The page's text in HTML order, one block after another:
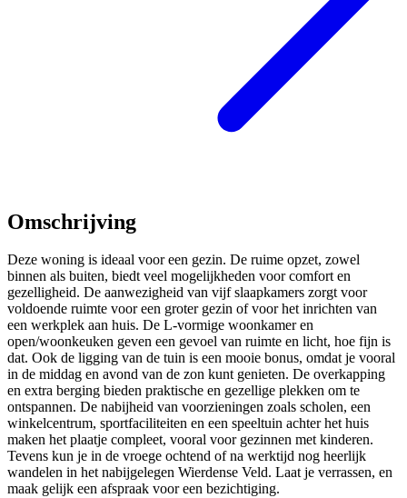
Omschrijving
Deze woning is ideaal voor een gezin. De ruime opzet, zowel
binnen als buiten, biedt veel mogelijkheden voor comfort en
gezelligheid. De aanwezigheid van vijf slaapkamers zorgt voor
voldoende ruimte voor een groter gezin of voor het inrichten van
een werkplek aan huis. De L-vormige woonkamer en
open/woonkeuken geven een gevoel van ruimte en licht, hoe fijn is
dat. Ook de ligging van de tuin is een mooie bonus, omdat je vooral
in de middag en avond van de zon kunt genieten. De overkapping
en extra berging bieden praktische en gezellige plekken om te
ontspannen. De nabijheid van voorzieningen zoals scholen, een
winkelcentrum, sportfaciliteiten en een speeltuin achter het huis
maken het plaatje compleet, vooral voor gezinnen met kinderen.
Tevens kun je in de vroege ochtend of na werktijd nog heerlijk
wandelen in het nabijgelegen Wierdense Veld. Laat je verrassen, en
maak gelijk een afspraak voor een bezichtiging.